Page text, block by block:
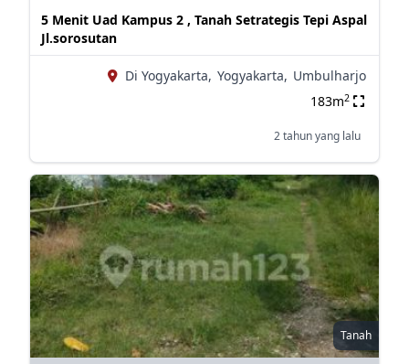
5 Menit Uad Kampus 2 , Tanah Setrategis Tepi Aspal
Jl.sorosutan
Di Yogyakarta, Yogyakarta, Umbulharjo
183m2
2 tahun yang lalu
Tanah